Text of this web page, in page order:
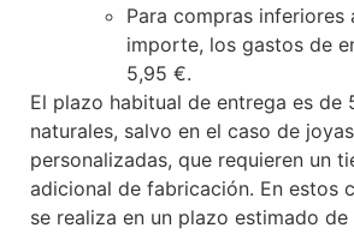
Para compras inferiores
importe, los gastos de
5,95 €.
El plazo habitual de entrega es de
naturales, salvo en el caso de joyas
personalizadas, que requieren un
adicional de fabricación. En estos
se realiza en un plazo estimado de